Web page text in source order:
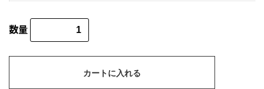
数量
カートに入れる